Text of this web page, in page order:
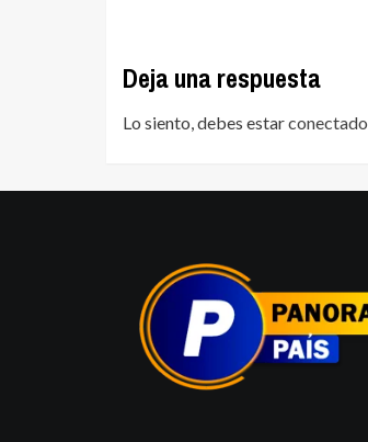
Deja una respuesta
Lo siento, debes estarconectado